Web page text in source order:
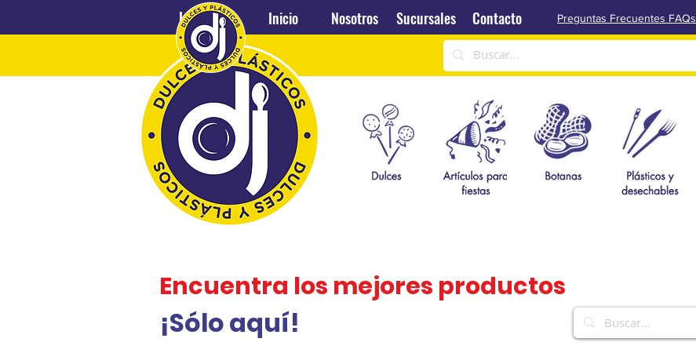
Inicio Nosotros Sucursales Contacto Preguntas Frecuentes FAQs
Inicio Nosotros Sucursales Contacto
Encuentra los mejores productos
¡Sólo aquí!